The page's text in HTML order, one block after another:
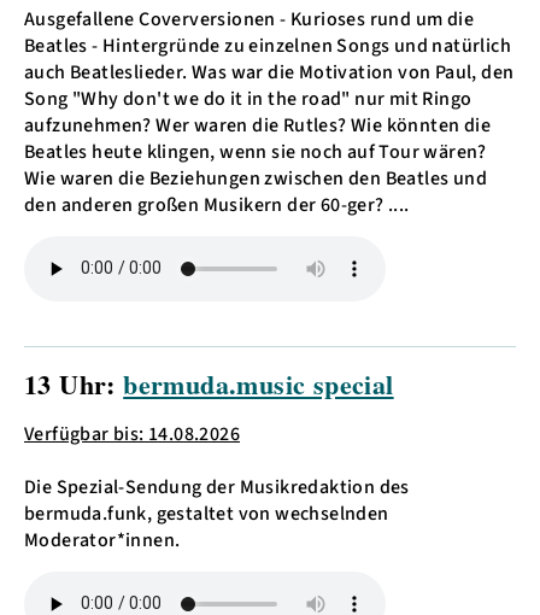
Ausgefallene Coverversionen - Kurioses rund um die
Beatles - Hintergründe zu einzelnen Songs und natürlich
auch Beatleslieder. Was war die Motivation von Paul, den
Song "Why don't we do it in the road" nur mit Ringo
aufzunehmen? Wer waren die Rutles? Wie könnten die
Beatles heute klingen, wenn sie noch auf Tour wären?
Wie waren die Beziehungen zwischen den Beatles und
den anderen großen Musikern der 60-ger? ....
13 Uhr:bermuda.music special
Verfügbar bis: 14.08.2026
Die Spezial-Sendung der Musikredaktion des
bermuda.funk, gestaltet von wechselnden
Moderator*innen.